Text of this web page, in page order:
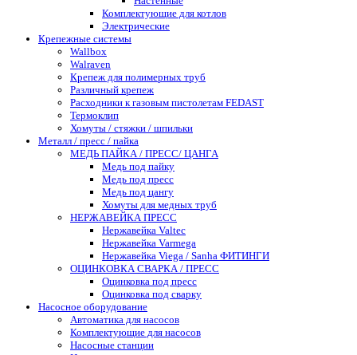
Комплектующие для котлов
Электрические
Крепежные системы
Wallbox
Walraven
Крепеж для полимерных труб
Различный крепеж
Расходники к газовым пистолетам FEDAST
Термоклип
Хомуты / стяжки / шпильки
Металл / пресс / пайка
МЕДЬ ПАЙКА / ПРЕСС/ ЦАНГА
Медь под пайку
Медь под пресс
Медь под цангу
Хомуты для медных труб
НЕРЖАВЕЙКА ПРЕСС
Нержавейка Valtec
Нержавейка Varmega
Нержавейка Viega / Sanha ФИТИНГИ
ОЦИНКОВКА СВАРКА / ПРЕСС
Оцинковка под пресс
Оцинковка под сварку
Насосное оборудование
Автоматика для насосов
Комплектующие для насосов
Насосные станции